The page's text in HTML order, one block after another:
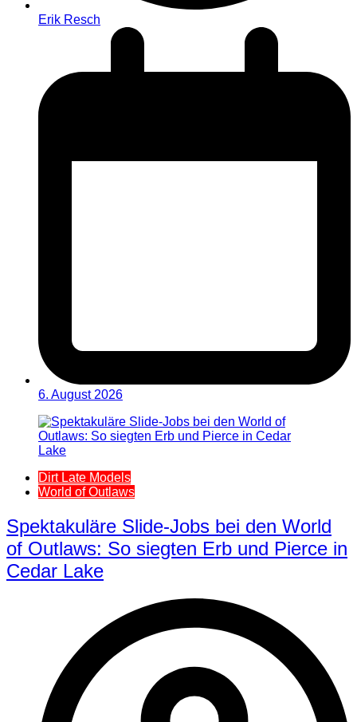
Erik Resch
6. August 2026
Dirt Late Models
World of Outlaws
Spektakuläre Slide-Jobs bei den World
of Outlaws: So siegten Erb und Pierce in
Cedar Lake